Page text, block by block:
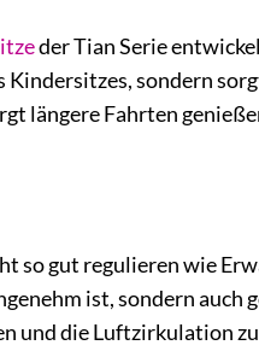
der Tian Serie
sondern
längere Fahrten
gut regulieren wie
ist, sondern auch
die Luftzirkulation